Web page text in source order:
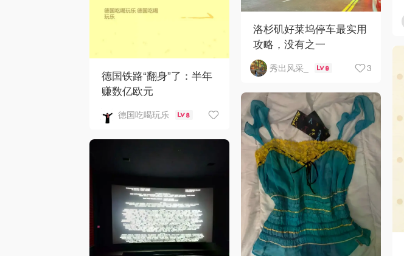
德国铁路“翻身”了：半年
赚数亿欧元
德国吃喝玩乐 8
洛杉矶好莱坞停车最实用
攻略，没有之一
秀出风采_ 9 3